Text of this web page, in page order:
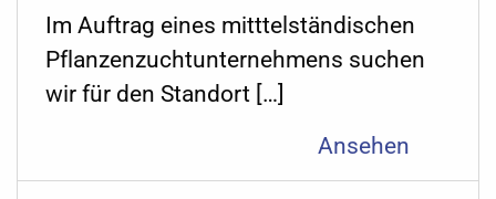
Im Auftrag eines mitttelständischen
Pflanzenzuchtunternehmens suchen
wir für den Standort […]
Ansehen